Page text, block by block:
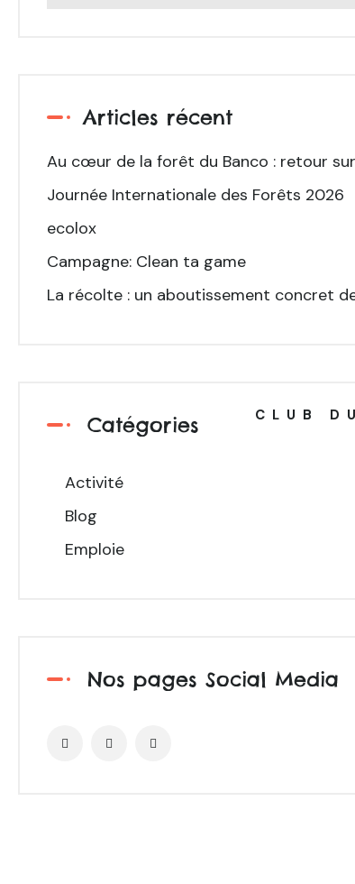
CLUB
Articles récent
Au cœur de la forêt du Banco : retour
Journée Internationale des Forêts 2026
ecolox
Campagne: Clean ta game
La récolte : un aboutissement concret
Catégories
Activité
Blog
Emploie
Nos pages Social Media